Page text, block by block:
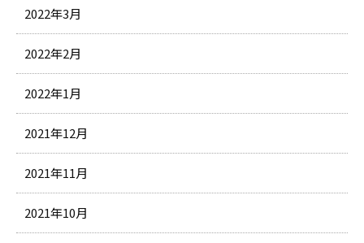
2022年3月
2022年2月
2022年1月
2021年12月
2021年11月
2021年10月